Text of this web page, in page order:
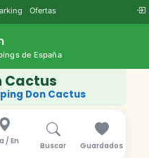
Ofertas
de España
Cactus
Don Cactus
/ En
Buscar Guardados